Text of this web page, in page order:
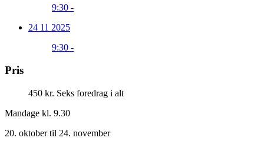
9:30 -
24 11 2025
9:30 -
Pris
450 kr. Seks foredrag i alt
Mandage kl. 9.30
20. oktober til 24. november